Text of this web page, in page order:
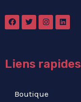
Liens rapides
Boutique